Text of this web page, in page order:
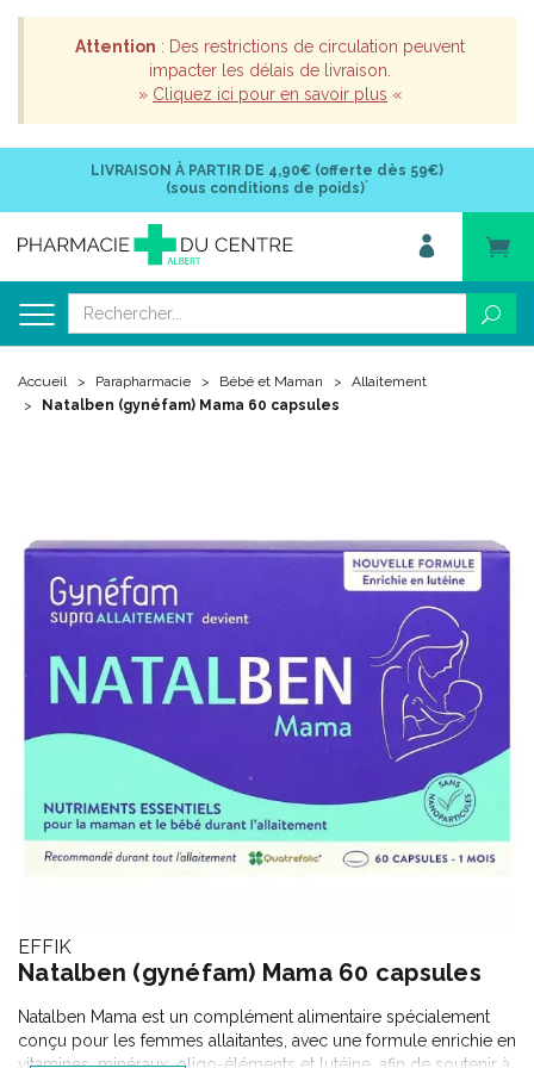
Attention : Des restrictions de circulation peuvent
impacter les délais de livraison.
» Cliquez ici pour en savoir plus «
LIVRAISON À PARTIR DE 4,90€ (offerte dès 59€)
(sous conditions de poids)*
Accueil Parapharmacie Bébé et Maman
Allaitement
Natalben (gynéfam) Mama 60 capsules
EFFIK
Natalben (gynéfam) Mama 60 capsules
Natalben Mama est un complément alimentaire spécialement
conçu pour les femmes allaitantes, avec une formule enrichie en